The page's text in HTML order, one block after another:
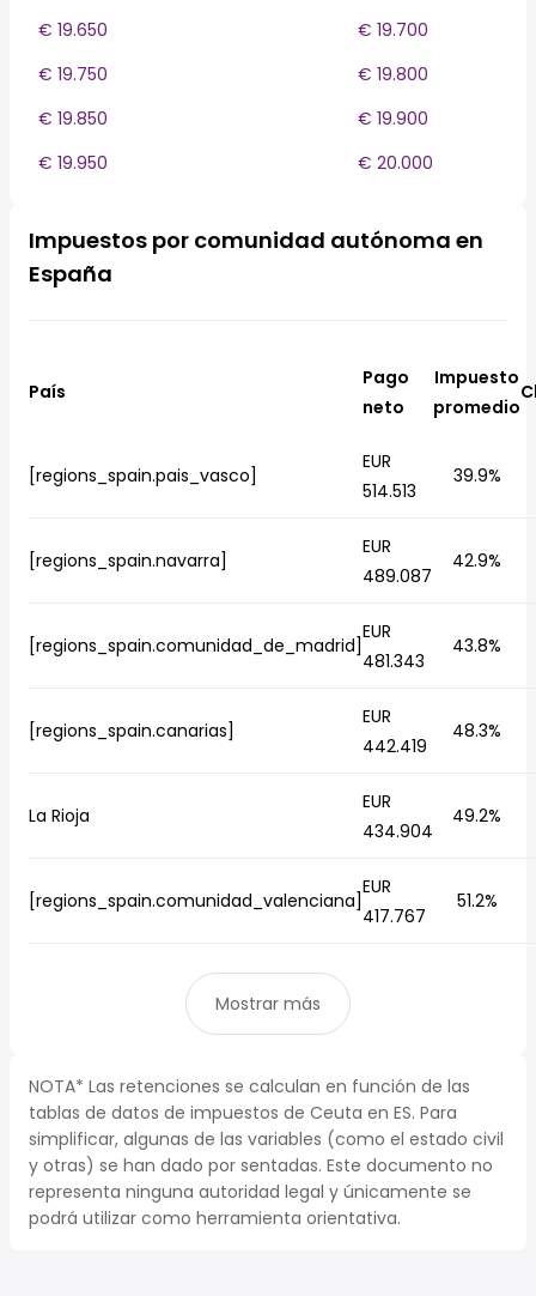
€ 19.650
€ 19.700
€ 19.750
€ 19.800
€ 19.850
€ 19.900
€ 19.950
€ 20.000
Impuestos por comunidad autónoma en
España
País
Pago
neto
Impuesto
promedio
[regions_spain.pais_vasco]
EUR
514.513
39.9%
[regions_spain.navarra]
EUR
489.087
42.9%
[regions_spain.comunidad_de_madrid]
EUR
481.343
43.8%
[regions_spain.canarias]
EUR
442.419
48.3%
La Rioja
EUR
434.904
49.2%
[regions_spain.comunidad_valenciana]
EUR
417.767
51.2%
Mostrar más
NOTA* Las retenciones se calculan en función de las
tablas de datos de impuestos de Ceuta en ES. Para
simplificar, algunas de las variables (como el estado civil
y otras) se han dado por sentadas. Este documento no
representa ninguna autoridad legal y únicamente se
podrá utilizar como herramienta orientativa.